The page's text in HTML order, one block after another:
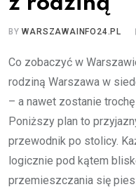
BYWARSZAWAINFO24.PL
Co zobaczyć w
rodziną Warszawa w
– a nawet zostanie
Poniższy plan to
przewodnik po stolicy.
logicznie pod kątem
przemieszczania się